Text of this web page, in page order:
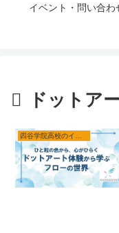
イベント・問い合わ
ドットア
四谷学院高校のイベント